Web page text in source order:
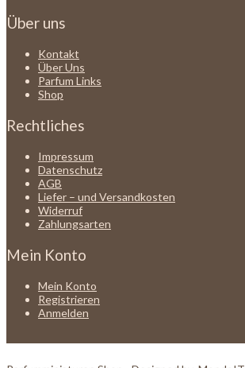
Über uns
Kontakt
Über Uns
Parfum Links
Shop
Rechtliches
Impressum
Datenschutz
AGB
Liefer – und Versandkosten
Widerruf
Zahlungsarten
Mein Konto
Mein Konto
Registrieren
Anmelden